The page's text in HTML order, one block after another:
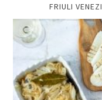
FRIULI